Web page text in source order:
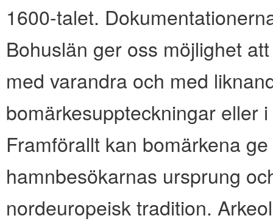
1600-talet.
Bohuslän ger oss möjlighet
med varandra och med
bomärkesuppteckningar eller
Framförallt kan bomärkena
hamnbesökarnas ursprung
nordeuropeisk tradition.